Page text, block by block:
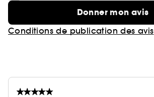
Donner mon avis
Conditions de publication des avis